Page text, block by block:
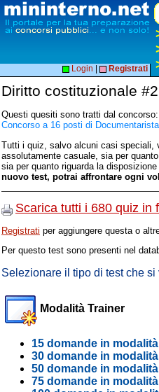
Login Registrati
Diritto costituzionale #2
Questi quesiti sono tratti dal concorso:
Concorso a 16 posti di Documentarista
Tutti i quiz, salvo alcuni casi speciali,
assolutamente casuale, sia per
sia per quanto riguarda la
nuovo test, potrai affrontare ogni
Scarica tutti i 680 quiz in
Registrati per aggiungere questa o
Per questo test sono presenti nel
Selezionare il tipo di test che si
Modalità Trainer
15 domande in
30 domande in
50 domande in
75 domande in